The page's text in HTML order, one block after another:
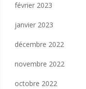
février 2023
janvier 2023
décembre 2022
novembre 2022
octobre 2022